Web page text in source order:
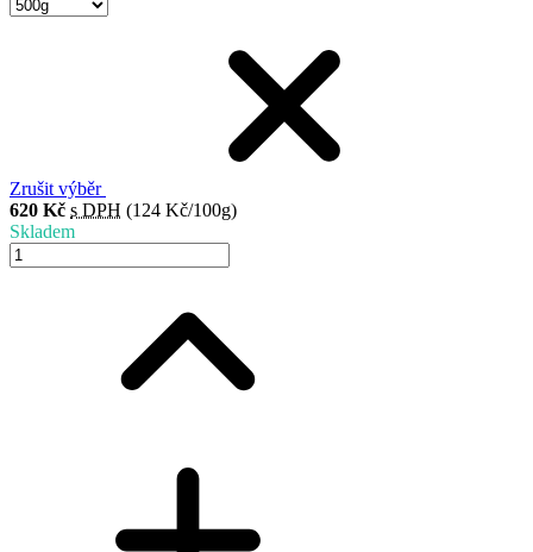
Zrušit výběr
620 Kč s DPH (124 Kč/100g)
Skladem